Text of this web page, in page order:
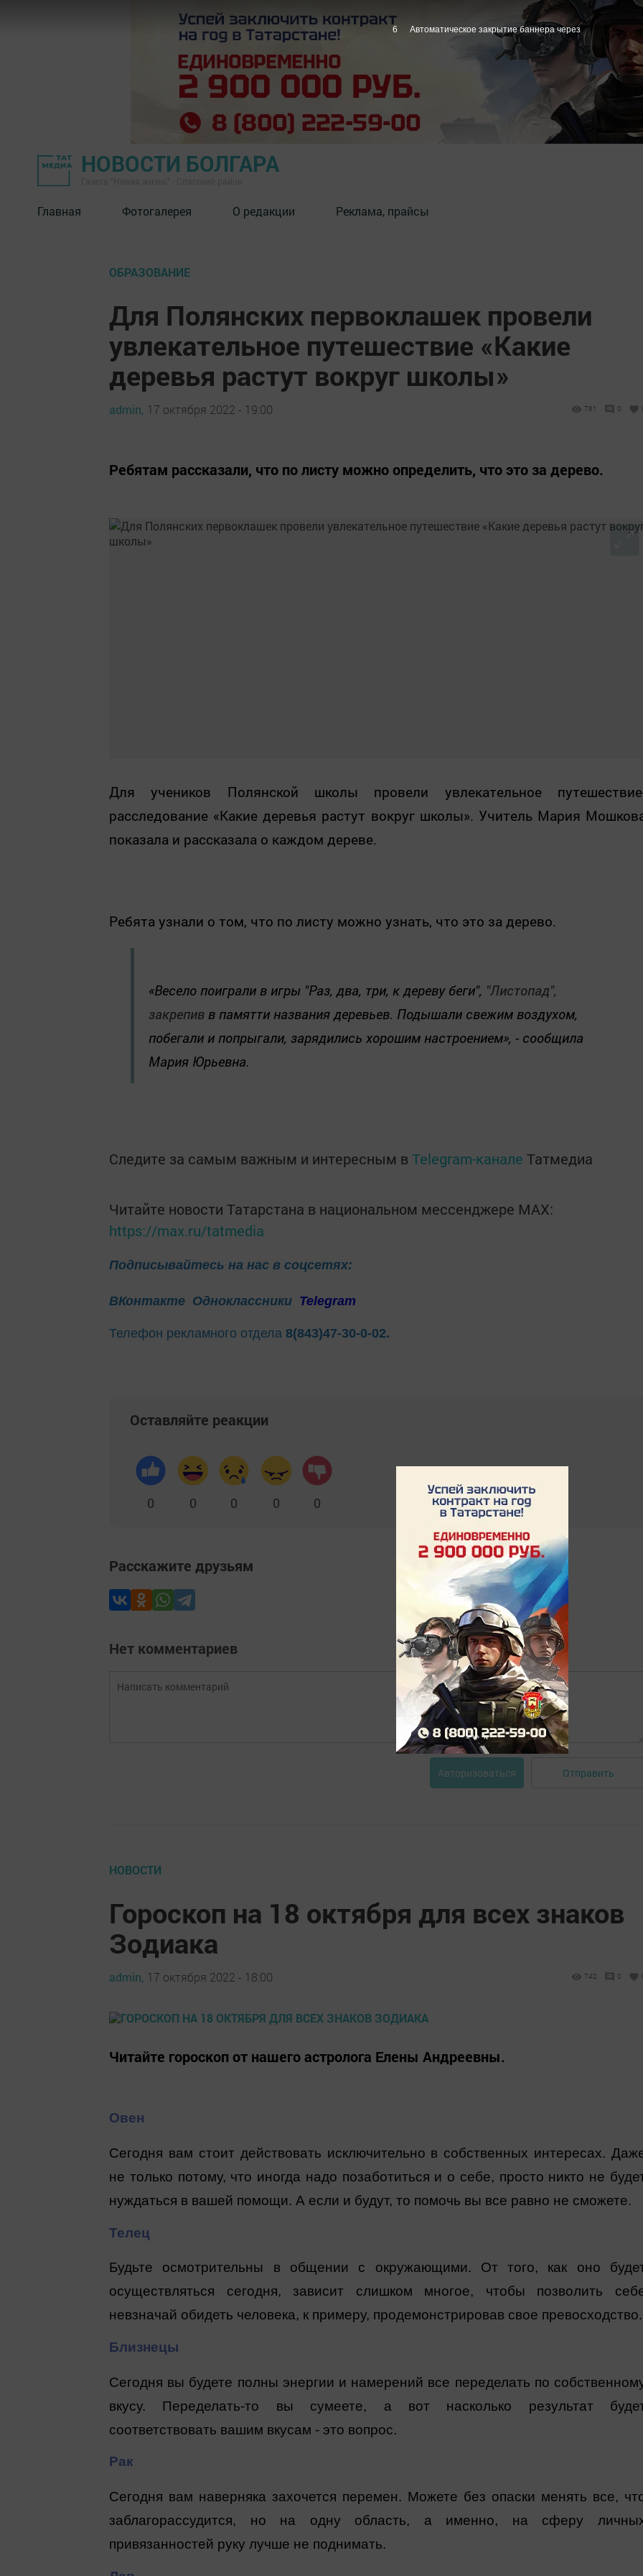
НОВОСТИ БОЛГАРА
Главная Фотогалерея О редакции Реклама, прайсы
ОБРАЗОВАНИЕ
Для Полянских первоклашек провели
увлекательное путешествие «Какие
деревья растут вокруг школы»
admin, 17 октября 2022 - 19:00 761 0
Ребятам рассказали, что по листу можно определить, что это за дерево.
Для учеников Полянской школы провели увлекательное
расследование «Какие деревья растут вокруг школы». Учитель Мария
показала и рассказала о каждом дереве.
Ребята узнали о том, что по листу можно узнать, что это за дерево.
«Весело поиграли в игры "Раз, два, три, к дереву беги", "Листопад",
закрепив в памятти названия деревьев. Подышали свежим воздухом,
побегали и попрыгали, зарядились хорошим настроением», - сообщила
Мария Юрьевна.
Следите за самым важным и интересным в Telegram-канале Татмедиа
Читайте новости Татарстана в национальном мессенджере MАХ:
https://max.ru/tatmedia
Подписывайтесь на нас в соцсетях:
ВКонтакте Одноклассники Telegram
Телефон рекламного отдела 8(843)47-30-0-02.
Оставляйте реакции
0 0 0 0 0
Расскажите друзьям
Нет комментариев
Авторизоваться Отправить
НОВОСТИ
Гороскоп на 18 октября для всех знаков
Зодиака
admin, 17 октября 2022 - 18:00 742 0
Читайте гороскоп от нашего астролога Елены Андреевны.
Овен
Сегодня вам стоит действовать исключительно в собственных интересах.
не только потому, что иногда надо позаботиться и о себе, просто никто не
нуждаться в вашей помощи. А если и будут, то помочь вы все равно не сможете.
Телец
Будьте осмотрительны в общении с окружающими. От того, как оно
осуществляться сегодня, зависит слишком многое, чтобы позволить
невзначай обидеть человека, к примеру, продемонстрировав свое превосходство.
Близнецы
Сегодня вы будете полны энергии и намерений все переделать по
вкусу. Переделать-то вы сумеете, а вот насколько результат
соответствовать вашим вкусам - это вопрос.
Рак
Сегодня вам наверняка захочется перемен. Можете без опаски менять все,
заблагорассудится, но на одну область, а именно, на сферу
привязанностей руку лучше не поднимать.
5 Автоматическое закрытие баннера через